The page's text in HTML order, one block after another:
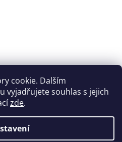
cookie. Dalším
vyjadřujete souhlas s jejich
zde.
Shoptet